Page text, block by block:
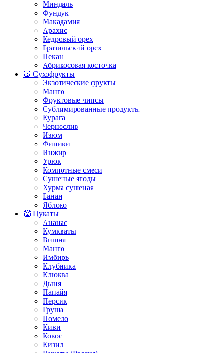
Миндаль
Фундук
Макадамия
Арахис
Кедровый орех
Бразильский орех
Пекан
Абрикосовая косточка
🍑 Сухофрукты
Экзотические фрукты
Манго
Фруктовые чипсы
Сублимированные продукты
Курага
Чернослив
Изюм
Финики
Инжир
Урюк
Компотные смеси
Сушеные ягоды
Хурма сушеная
Банан
Яблоко
🥝 Цукаты
Ананас
Кумкваты
Вишня
Манго
Имбирь
Клубника
Клюква
Дыня
Папайя
Персик
Груша
Помело
Киви
Кокос
Кизил